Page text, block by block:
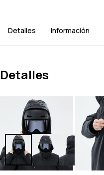
Detalles Información
Detalles